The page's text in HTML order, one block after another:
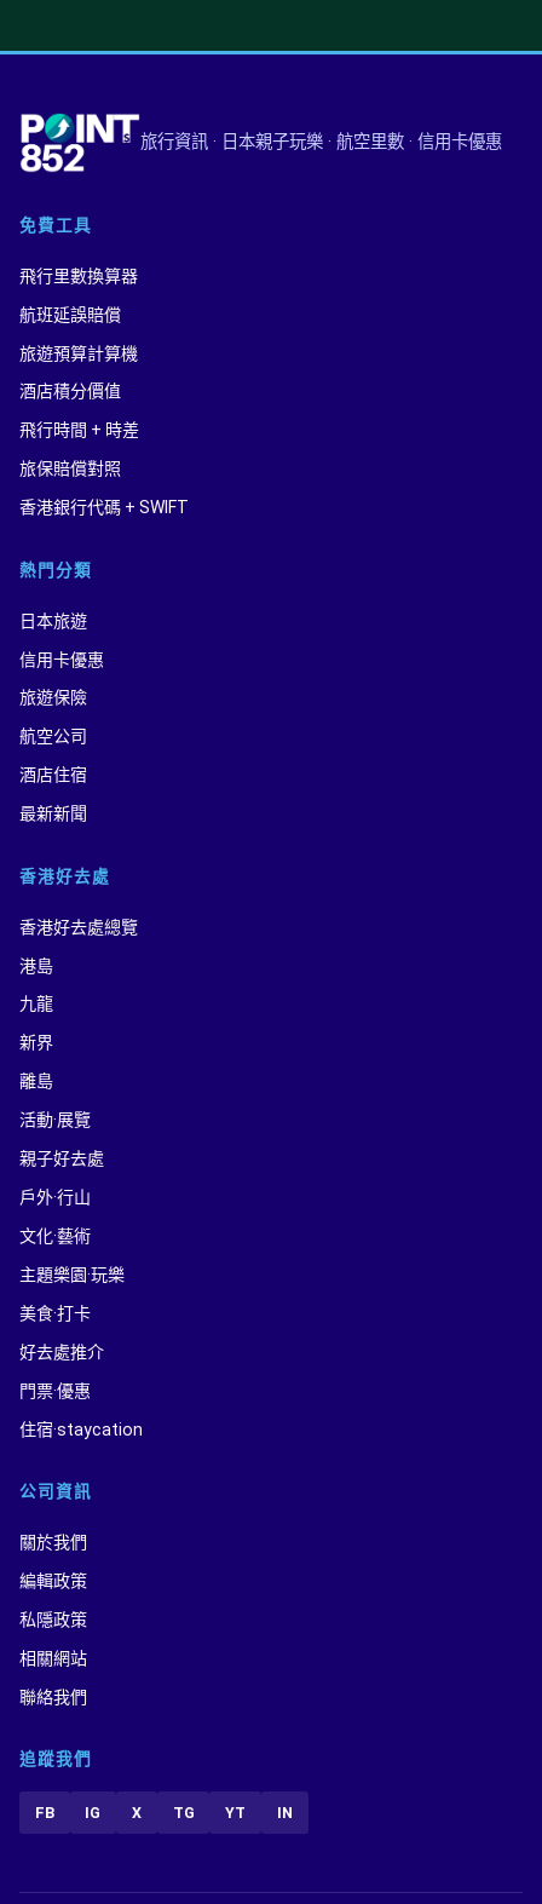
旅行資訊 · 日本親子玩樂 · 航空里數 · 信用卡優惠
免費工具
飛行里數換算器
航班延誤賠償
旅遊預算計算機
酒店積分價值
飛行時間 + 時差
旅保賠償對照
香港銀行代碼 + SWIFT
熱門分類
日本旅遊
信用卡優惠
旅遊保險
航空公司
酒店住宿
最新新聞
香港好去處
香港好去處總覽
港島
九龍
新界
離島
活動·展覽
親子好去處
戶外·行山
文化·藝術
主題樂園·玩樂
美食·打卡
好去處推介
門票·優惠
住宿·staycation
公司資訊
關於我們
編輯政策
私隱政策
相關網站
聯絡我們
追蹤我們
FB IG X TG YT IN